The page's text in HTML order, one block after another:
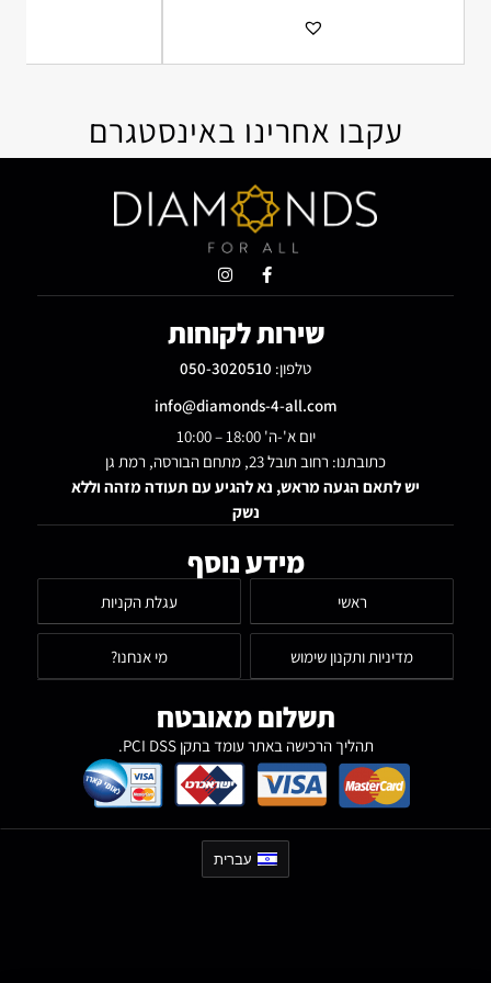
הוספה למועדפים
עקבו אחרינו באינסטגרם
שירות לקוחות
טלפון: 050-3020510
info@diamonds-4-all.com
יום א'-ה' 18:00 – 10:00
כתובתנו: רחוב תובל 23, מתחם הבורסה, רמת גן
יש לתאם הגעה מראש, נא להגיע עם תעודה מזהה וללא
נשק
מידע נוסף
ראשי עגלת הקניות
מדיניות ותקנון שימוש מי אנחנו?
תשלום מאובטח
תהליך הרכישה באתר עומד בתקן PCI DSS.
עברית